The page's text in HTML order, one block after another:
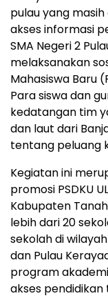
pulau yang
akses informasi
SMA Negeri 2
melaksanakan
Mahasiswa Baru
Para siswa dan
kedatangan tim
dan laut dari
tentang peluang
Kegiatan ini
promosi PSDKU
Kabupaten
lebih dari 20
sekolah di
dan Pulau
program
akses pendidikan